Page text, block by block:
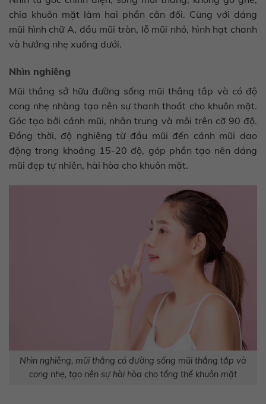
chia khuôn mặt làm hai phần cân đối. Cùng với dáng
mũi hình chữ A, đầu mũi tròn, lỗ mũi nhỏ, hình hạt chanh
và hướng nhẹ xuống dưới.
Nhìn nghiêng
Mũi thẳng sở hữu đường sống mũi thẳng tắp và có độ
cong nhẹ nhàng tạo nên sự thanh thoát cho khuôn mặt.
Góc tạo bởi cánh mũi, nhân trung và môi trên cỡ 90 độ.
Đồng thời, độ nghiêng từ đầu mũi đến cánh mũi dao
động trong khoảng 15-20 độ, góp phần tạo nên dáng
mũi đẹp tự nhiên, hài hòa cho khuôn mặt.
Nhìn nghiêng, mũi thẳng có đường sống mũi thẳng tắp và
cong nhẹ, tạo nên sự hài hòa cho tổng thể khuôn mặt